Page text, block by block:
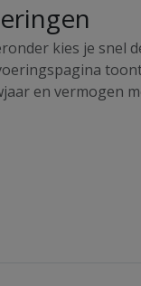
kies je snel
en vermogen